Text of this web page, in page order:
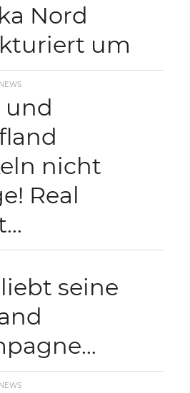
Nord
um
und
nicht
Real
seine